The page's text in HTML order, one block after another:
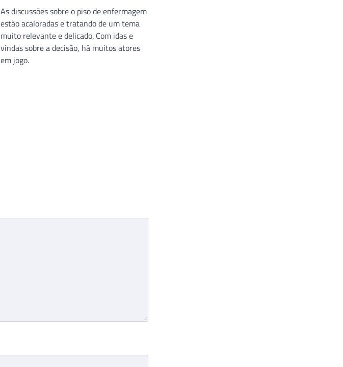
As discussões sobre o piso de enfermagem
estão acaloradas e tratando de um tema
muito relevante e delicado. Com idas e
vindas sobre a decisão, há muitos atores
em jogo.